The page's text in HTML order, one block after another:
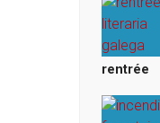
rentrée